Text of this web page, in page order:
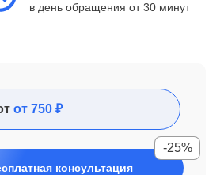
в день обращения от 30 минут
от 750 ₽
консультация
-25%